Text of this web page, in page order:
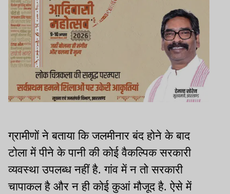
ग्रामीणों ने बताया कि जलमीनार बंद होने के बाद
टोला में पीने के पानी की कोई वैकल्पिक सरकारी
व्यवस्था उपलब्ध नहीं है. गांव में न तो सरकारी
चापाकल है और न ही कोई कुआं मौजूद है. ऐसे में